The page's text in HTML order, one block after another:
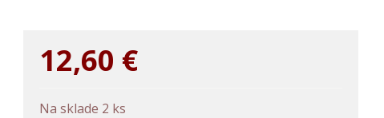
12,60 €
Na sklade 2 ks